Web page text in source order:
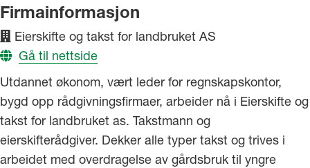
Firmainformasjon
Eierskifte og takst for landbruket AS
Gå til nettside
Utdannet økonom, vært leder for regnskapskontor,
bygd opp rådgivningsfirmaer, arbeider nå i Eierskifte og
takst for landbruket as. Takstmann og
eierskifterådgiver. Dekker alle typer takst og trives i
arbeidet med overdragelse av gårdsbruk til yngre